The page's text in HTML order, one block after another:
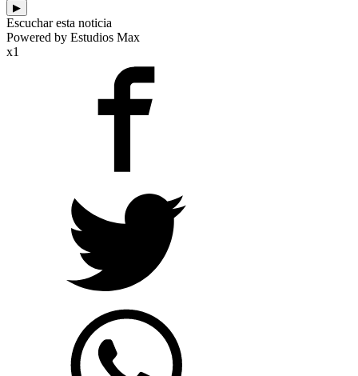
▶
Escuchar esta noticia
Powered by Estudios Max
x1